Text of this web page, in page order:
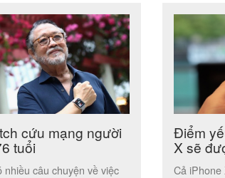
cứu mạng người
tuổi
nhiều câu chuyện về việc
Điểm
X sẽ
năm tới
Cả